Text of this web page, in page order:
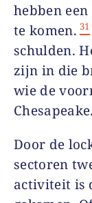
hebben
te komen. 31
schulden.
zijn in die
wie de
Chesapeake.
Door de
sectoren
activiteit is